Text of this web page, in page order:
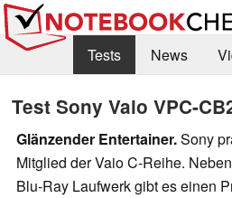
Tests News
Kaufberatung
Deals
Forum
Test Sony Vaio VPC-
Glänzender Entertainer.Sony
Mitglied der Vaio C-Reihe.
Blu-Ray Laufwerk gibt es einen